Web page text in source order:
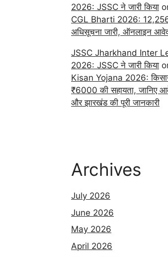
2026: JSSC ने जारी किया
CGL Bharti 2026: 12,256
अधिसूचना जारी, ऑनलाइन
JSSC Jharkhand Inter
2026: JSSC ने जारी किया
Kisan Yojana 2026:
₹6000 की सहायता, जानिए
और झारखंड की पूरी जानकारी
Archives
July 2026
June 2026
May 2026
April 2026